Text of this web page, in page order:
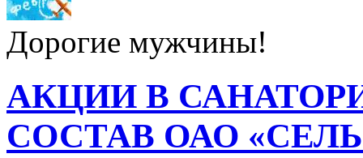
Дорогие мужчины!
АКЦИИ В
СОСТАВ ОАО